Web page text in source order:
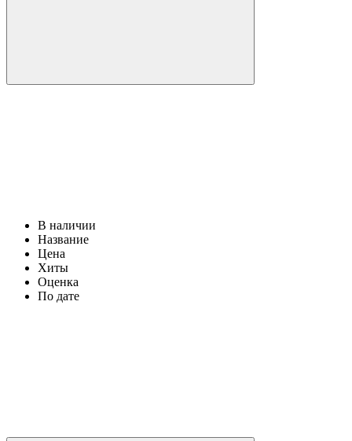
В наличии
Название
Цена
Хиты
Оценка
По дате